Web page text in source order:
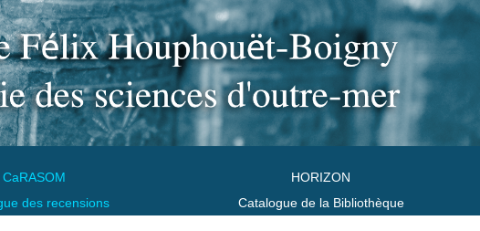
CaRASOM
des recensions
HORIZON
Catalogue de la Bibliothèque